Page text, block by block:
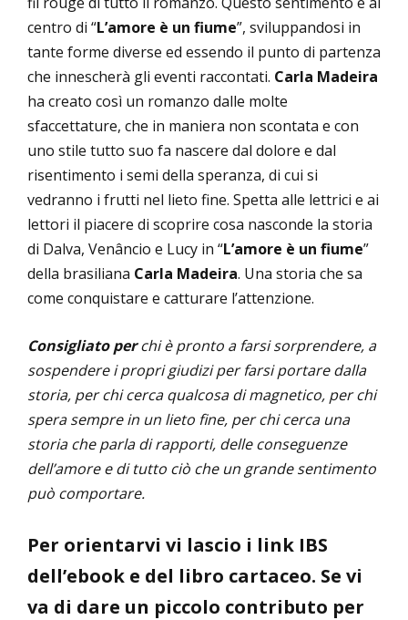
centro di “L’amore è un fiume”, sviluppandosi in
tante forme diverse ed essendo il punto di partenza
che innescherà gli eventi raccontati. Carla Madeira
ha creato così un romanzo dalle molte
sfaccettature, che in maniera non scontata e con
uno stile tutto suo fa nascere dal dolore e dal
risentimento i semi della speranza, di cui si
vedranno i frutti nel lieto fine. Spetta alle lettrici e ai
lettori il piacere di scoprire cosa nasconde la storia
di Dalva, Venâncio e Lucy in “L’amore è un fiume”
della brasiliana Carla Madeira. Una storia che sa
come conquistare e catturare l’attenzione.
Consigliato perchi è pronto a farsi sorprendere, a
sospendere i propri giudizi per farsi portare dalla
storia, per chi cerca qualcosa di magnetico, per chi
spera sempre in un lieto fine, per chi cerca una
storia che parla di rapporti, delle conseguenze
dell’amore e di tutto ciò che un grande sentimento
può comportare.
Per orientarvi vi lascio i link IBS
dell’ebook e del libro cartaceo. Se vi
va di dare un piccolo contributo per